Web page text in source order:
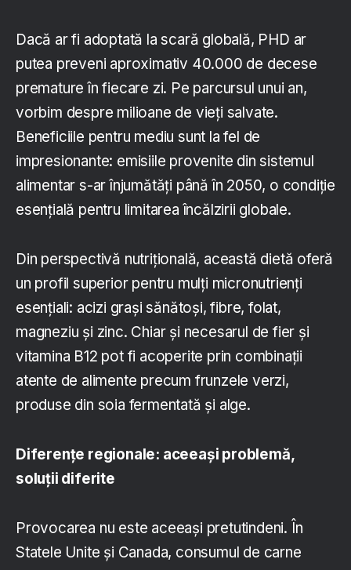
Dacă ar fi adoptată la scară globală, PHD ar
putea preveni aproximativ 40.000 de decese
premature în fiecare zi. Pe parcursul unui an,
vorbim despre milioane de vieți salvate.
Beneficiile pentru mediu sunt la fel de
impresionante: emisiile provenite din sistemul
alimentar s-ar înjumătăți până în 2050, o condiție
esențială pentru limitarea încălzirii globale.
Din perspectivă nutrițională, această dietă oferă
un profil superior pentru mulți micronutrienți
esențiali: acizi grași sănătoși, fibre, folat,
magneziu și zinc. Chiar și necesarul de fier și
vitamina B12 pot fi acoperite prin combinații
atente de alimente precum frunzele verzi,
produse din soia fermentată și alge.
Diferențe regionale: aceeași problemă,
soluții diferite
Provocarea nu este aceeași pretutindeni. În
Statele Unite și Canada, consumul de carne